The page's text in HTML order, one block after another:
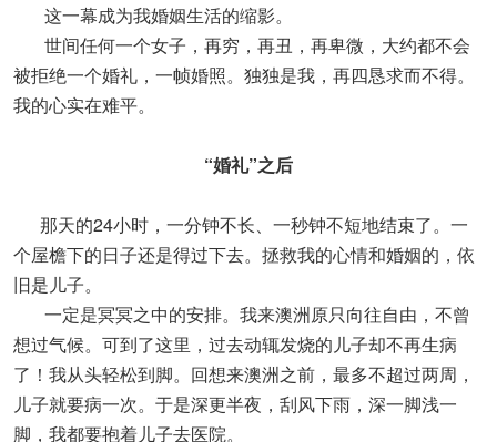
这一幕成为我婚姻生活的缩影。
世间任何一个女子，再穷，再丑，再卑微，大约都不会
被拒绝一个婚礼，一帧婚照。独独是我，再四恳求而不得。
我的心实在难平。
“婚礼”之后
那天的24小时，一分钟不长、一秒钟不短地结束了。一
个屋檐下的日子还是得过下去。拯救我的心情和婚姻的，依
旧是儿子。
一定是冥冥之中的安排。我来澳洲原只向往自由，不曾
想过气候。可到了这里，过去动辄发烧的儿子却不再生病
了！我从头轻松到脚。回想来澳洲之前，最多不超过两周，
儿子就要病一次。于是深更半夜，刮风下雨，深一脚浅一
脚，我都要抱着儿子去医院。